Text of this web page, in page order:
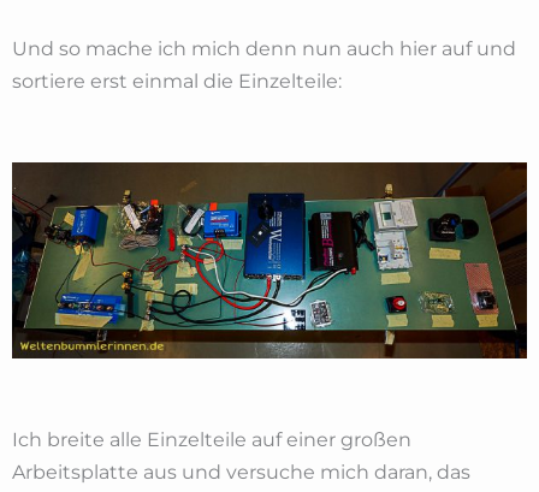
Und so mache ich mich denn nun auch hier auf und
sortiere erst einmal die Einzelteile:
Ich breite alle Einzelteile auf einer großen
Arbeitsplatte aus und versuche mich daran, das